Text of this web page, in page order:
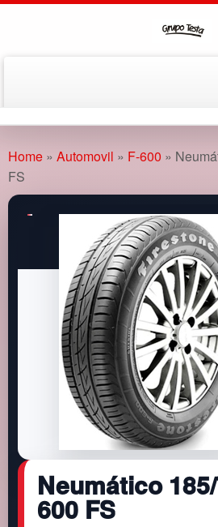
to
content
Home » Automovil » F-600 »
FS
Neumático
600 FS